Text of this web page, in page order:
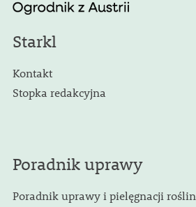
Starkl
Kontakt
Stopka redakcyjna
Poradnik uprawy
Poradnik uprawy i pielęgnacji roślin